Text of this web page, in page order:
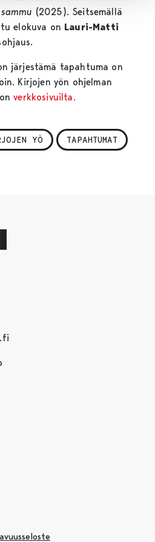
(2025). Seitsemällä
elokuva on Lauri-Matti
järjestämä tapahtuma on
Kirjojen yön ohjelman
verkkosivuilta.
YÖ TAPAHTUMAT